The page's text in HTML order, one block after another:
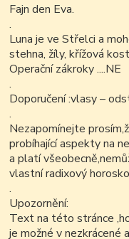
Fajn den Eva.
.
Luna je ve Střelci a
stehna, žíly, křížová
Operační zákroky ....NE
.
Doporučení :vlasy –
.
Nezapomínejte
probíhající aspekty na
a platí
vlastní radixový
.
Upozornění:
Text na této stránce
je možné v nezkrácené